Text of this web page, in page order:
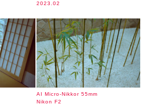
2023.02
AI Micro-Nikkor 55mm
Nikon F2